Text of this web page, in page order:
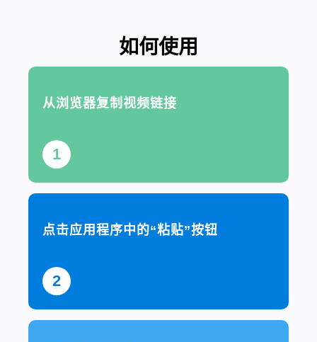
如何使用
1
从浏览器复制视频链接
2
点击应用程序中的“粘贴”按钮